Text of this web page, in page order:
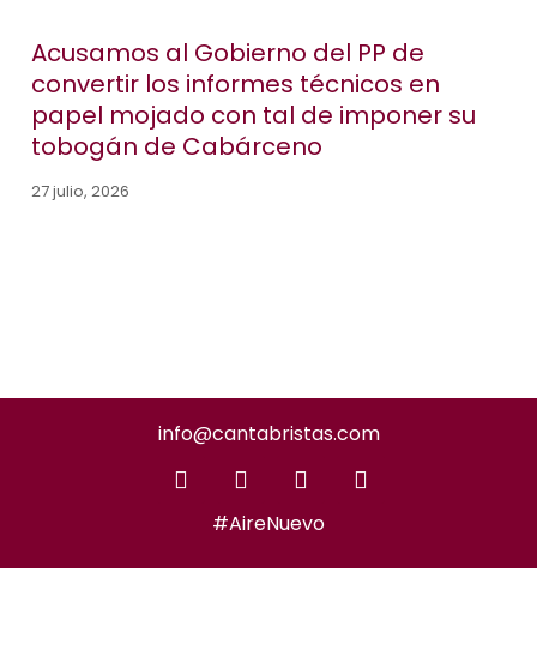
Acusamos al Gobierno del PP de
convertir los informes técnicos en
papel mojado con tal de imponer su
tobogán de Cabárceno
27 julio, 2026
info@cantabristas.com
#AireNuevo